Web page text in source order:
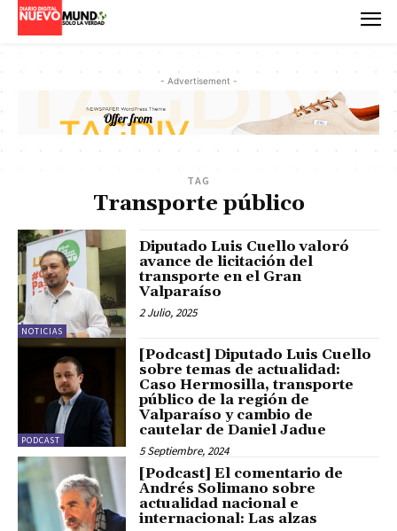
- Advertisement -
TAG
Transporte público
NOTICIAS
Diputado Luis Cuello valoró
avance de licitación del
transporte en el Gran
Valparaíso
2 Julio, 2025
PODCAST
[Podcast] Diputado Luis Cuello
sobre temas de actualidad:
Caso Hermosilla, transporte
público de la región de
Valparaíso y cambio de
cautelar de Daniel Jadue
5 Septiembre, 2024
[Podcast] El comentario de
Andrés Solimano sobre
actualidad nacional e
internacional: Las alzas